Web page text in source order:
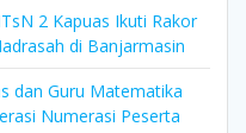
2 Kapuas Ikuti Rakor
di Banjarmasin
dan Guru Matematika
Numerasi Peserta